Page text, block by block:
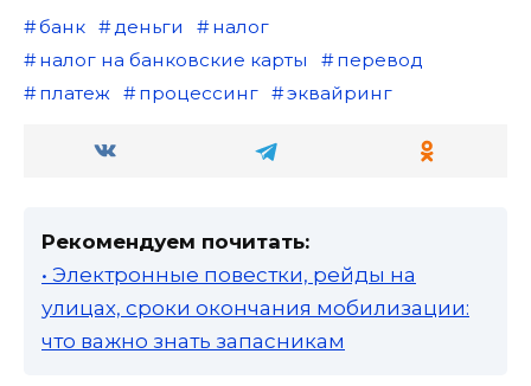
банк деньги
налог
налог на банковские карты
перевод
платеж
процессинг эквайринг
Рекомендуем почитать:
• Электронные повестки, рейды на
улицах, сроки окончания мобилизации:
что важно знать запасникам